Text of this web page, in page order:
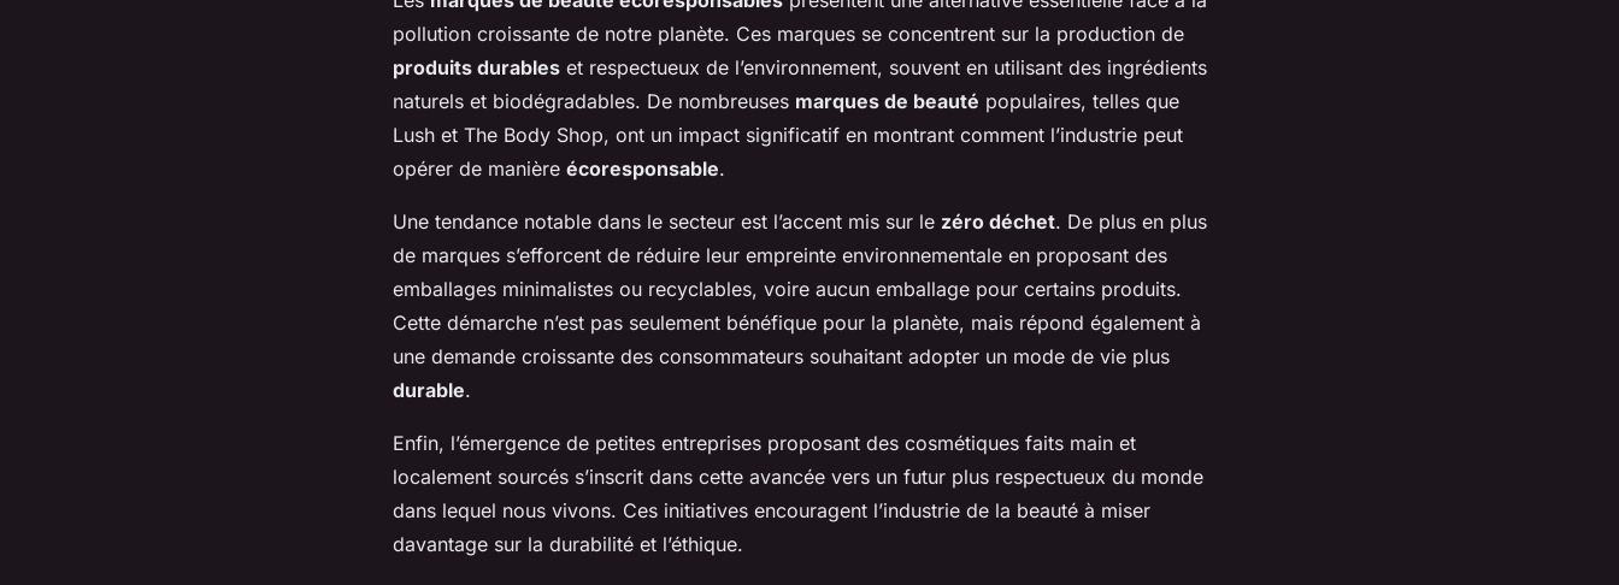
pollution croissante de notre planète. Ces marques se concentrent sur la production de
produits durables et respectueux de l’environnement, souvent en utilisant des ingrédients
naturels et biodégradables. De nombreuses marques de beauté populaires, telles que
Lush et The Body Shop, ont un impact significatif en montrant comment l’industrie peut
opérer de manière écoresponsable.
Une tendance notable dans le secteur est l’accent mis sur le zéro déchet. De plus en plus
de marques s’efforcent de réduire leur empreinte environnementale en proposant des
emballages minimalistes ou recyclables, voire aucun emballage pour certains produits.
Cette démarche n’est pas seulement bénéfique pour la planète, mais répond également à
une demande croissante des consommateurs souhaitant adopter un mode de vie plus
durable.
Enfin, l’émergence de petites entreprises proposant des cosmétiques faits main et
localement sourcés s’inscrit dans cette avancée vers un futur plus respectueux du monde
dans lequel nous vivons. Ces initiatives encouragent l’industrie de la beauté à miser
davantage sur la durabilité et l’éthique.